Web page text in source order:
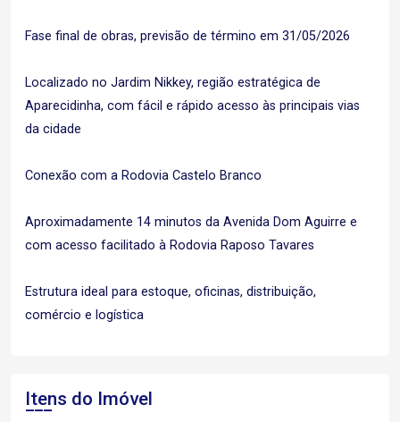
Fase final de obras, previsão de término em 31/05/2026
Localizado no Jardim Nikkey, região estratégica de
Aparecidinha, com fácil e rápido acesso às principais vias
da cidade
Conexão com a Rodovia Castelo Branco
Aproximadamente 14 minutos da Avenida Dom Aguirre e
com acesso facilitado à Rodovia Raposo Tavares
Estrutura ideal para estoque, oficinas, distribuição,
comércio e logística
Itens do Imóvel